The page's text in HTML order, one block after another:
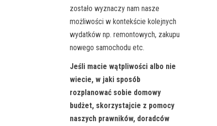
zostało wyznaczy nam nasze
możliwości w kontekście kolejnych
wydatków np. remontowych, zakupu
nowego samochodu etc.
Jeśli macie wątpliwości albo nie
wiecie, w jaki sposób
rozplanować sobie domowy
budżet, skorzystajcie z pomocy
naszych prawników, doradców